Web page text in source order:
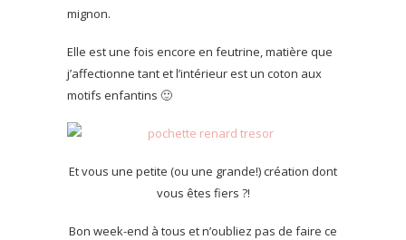
mignon.
Elle est une fois encore en feutrine, matière que
j’affectionne tant et l’intérieur est un coton aux
motifs enfantins 🙂
Et vous une petite (ou une grande!) création dont
vous êtes fiers ?!
Bon week-end à tous et n’oubliez pas de faire ce